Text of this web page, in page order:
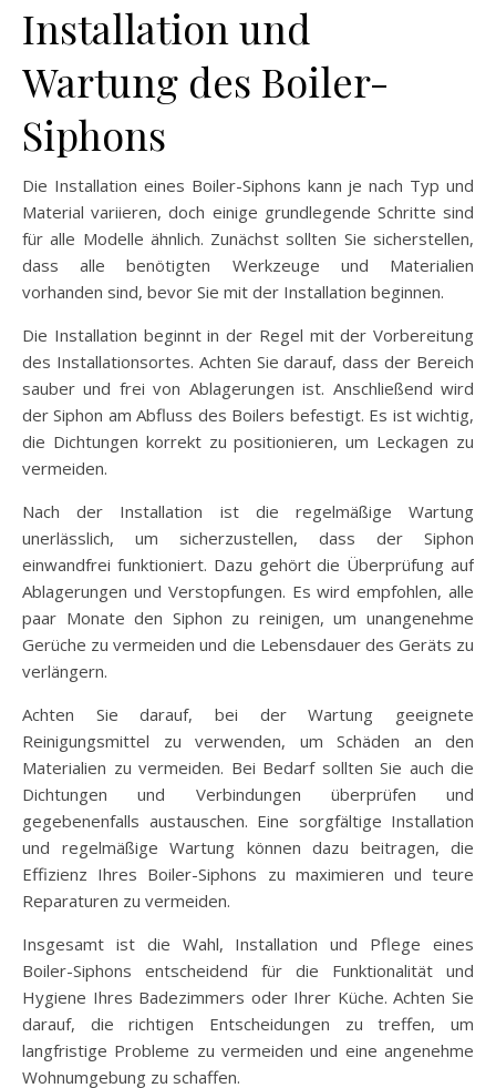
Installation und
Wartung des Boiler-
Siphons
Die Installation eines Boiler-Siphons kann je nach Typ und
Material variieren, doch einige grundlegende Schritte sind
für alle Modelle ähnlich. Zunächst sollten Sie sicherstellen,
dass alle benötigten Werkzeuge und Materialien
vorhanden sind, bevor Sie mit der Installation beginnen.
Die Installation beginnt in der Regel mit der Vorbereitung
des Installationsortes. Achten Sie darauf, dass der Bereich
sauber und frei von Ablagerungen ist. Anschließend wird
der Siphon am Abfluss des Boilers befestigt. Es ist wichtig,
die Dichtungen korrekt zu positionieren, um Leckagen zu
vermeiden.
Nach der Installation ist die regelmäßige Wartung
unerlässlich, um sicherzustellen, dass der Siphon
einwandfrei funktioniert. Dazu gehört die Überprüfung auf
Ablagerungen und Verstopfungen. Es wird empfohlen, alle
paar Monate den Siphon zu reinigen, um unangenehme
Gerüche zu vermeiden und die Lebensdauer des Geräts zu
verlängern.
Achten Sie darauf, bei der Wartung geeignete
Reinigungsmittel zu verwenden, um Schäden an den
Materialien zu vermeiden. Bei Bedarf sollten Sie auch die
Dichtungen und Verbindungen überprüfen und
gegebenenfalls austauschen. Eine sorgfältige Installation
und regelmäßige Wartung können dazu beitragen, die
Effizienz Ihres Boiler-Siphons zu maximieren und teure
Reparaturen zu vermeiden.
Insgesamt ist die Wahl, Installation und Pflege eines
Boiler-Siphons entscheidend für die Funktionalität und
Hygiene Ihres Badezimmers oder Ihrer Küche. Achten Sie
darauf, die richtigen Entscheidungen zu treffen, um
langfristige Probleme zu vermeiden und eine angenehme
Wohnumgebung zu schaffen.